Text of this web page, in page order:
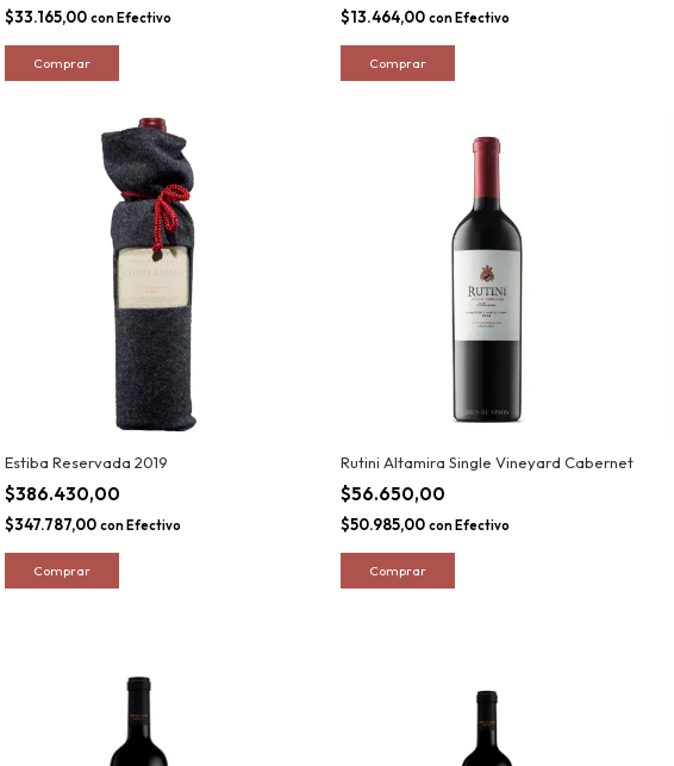
$33.165,00con Efectivo $13.464,00 con Efectivo
Estiba Reservada 2019
$386.430,00
$347.787,00conEfectivo
Rutini Altamira Single Vineyard Cabernet
$56.650,00
$50.985,00 conEfectivo